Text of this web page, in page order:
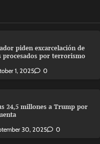
piden excarcelación de
procesados por terrorismo
1, 2025 0
24,5 millones a Trump por
30, 2025 0